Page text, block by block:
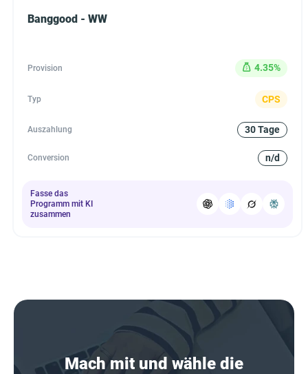
Banggood - WW
Provision 4.35%
Typ CPS
Auszahlung 30 Tage
Conversion n/d
Fasse das
Programm mit KI
zusammen
Mach mit und wähle die